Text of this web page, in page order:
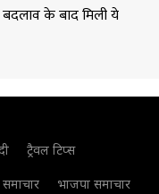
के बाद मिली ये
ट्रैवल टिप्स
भाजपा समाचार